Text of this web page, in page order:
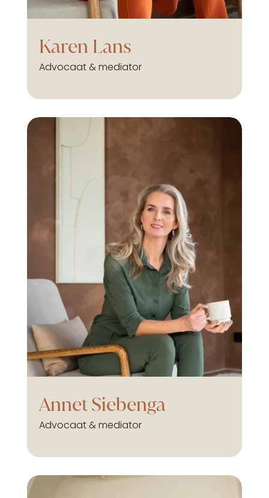
Karen Lans
Advocaat & mediator
Annet Siebenga
Advocaat & mediator